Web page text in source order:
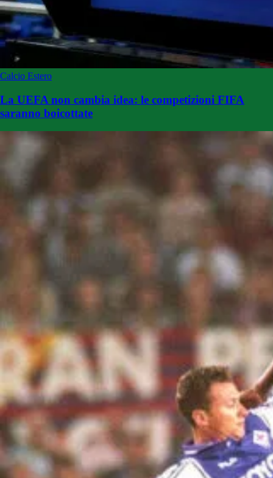
Calcio Estero
La UEFA non cambia idea: le competizioni FIFA
saranno boicottate